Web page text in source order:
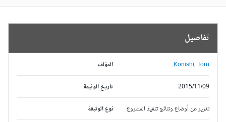
تفاصيل
المؤلف Konishi, Toru;
تاريخ الوثيقة 2015/11/09
نوع الوثيقة تقرير عن أوضاع ونتائج تنفيذ المشروع